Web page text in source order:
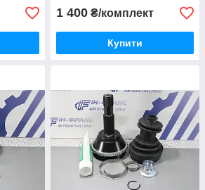
1 400 ₴/комплект
Купити